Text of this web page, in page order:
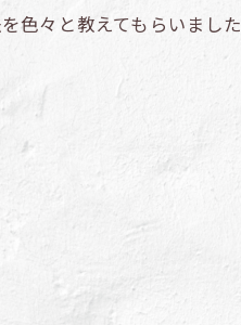
色々と教えてもらいました